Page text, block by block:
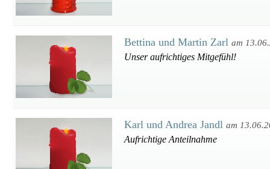
Bettina und Martin Zarl am
Unser aufrichtiges Mitgefühl!
Karl und Andrea Jandl am
Aufrichtige Anteilnahme